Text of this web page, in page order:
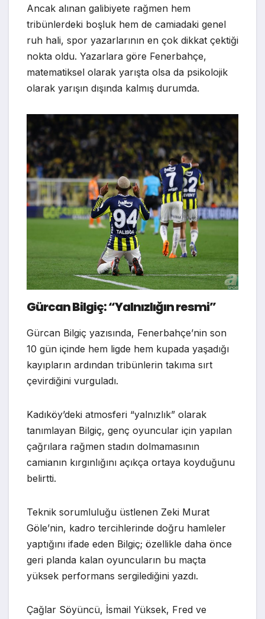
Ancak alınan galibiyete rağmen hem
tribünlerdeki boşluk hem de camiadaki genel
ruh hali, spor yazarlarının en çok dikkat çektiği
nokta oldu. Yazarlara göre Fenerbahçe,
matematiksel olarak yarışta olsa da psikolojik
olarak yarışın dışında kalmış durumda.
Gürcan Bilgiç: “Yalnızlığın resmi”
Gürcan Bilgiç yazısında, Fenerbahçe’nin son
10 gün içinde hem ligde hem kupada yaşadığı
kayıpların ardından tribünlerin takıma sırt
çevirdiğini vurguladı.
Kadıköy’deki atmosferi “yalnızlık” olarak
tanımlayan Bilgiç, genç oyuncular için yapılan
çağrılara rağmen stadın dolmamasının
camianın kırgınlığını açıkça ortaya koyduğunu
belirtti.
Teknik sorumluluğu üstlenen Zeki Murat
Göle’nin, kadro tercihlerinde doğru hamleler
yaptığını ifade eden Bilgiç; özellikle daha önce
geri planda kalan oyuncuların bu maçta
yüksek performans sergilediğini yazdı.
Çağlar Söyüncü, İsmail Yüksek, Fred ve